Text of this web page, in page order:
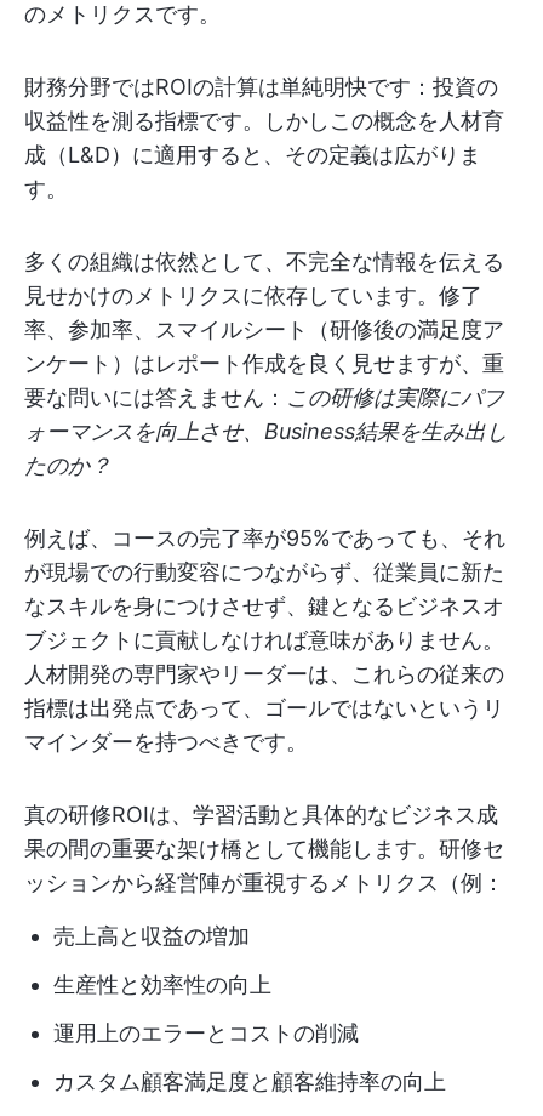
のメトリクスです。
財務分野ではROIの計算は単純明快です：投資の
収益性を測る指標です。しかしこの概念を人材育
成（L&D）に適用すると、その定義は広がりま
す。
多くの組織は依然として、不完全な情報を伝える
見せかけのメトリクスに依存しています。修了
率、参加率、スマイルシート（研修後の満足度ア
ンケート）はレポート作成を良く見せますが、重
要な問いには答えません： この研修は実際にパフ
ォーマンスを向上させ、Business結果を生み出し
たのか？
例えば、コースの完了率が95%であっても、それ
が現場での行動変容につながらず、従業員に新た
なスキルを身につけさせず、鍵となるビジネスオ
ブジェクトに貢献しなければ意味がありません。
人材開発の専門家やリーダーは、これらの従来の
指標は出発点であって、ゴールではないというリ
マインダーを持つべきです。
真の研修ROIは、学習活動と具体的なビジネス成
果の間の重要な架け橋として機能します。研修セ
ッションから経営陣が重視するメトリクス（例：
売上高と収益の増加
生産性と効率性の向上
運用上のエラーとコストの削減
カスタム顧客満足度と顧客維持率の向上